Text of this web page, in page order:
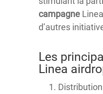
campagne
d’autres
Les
Linea